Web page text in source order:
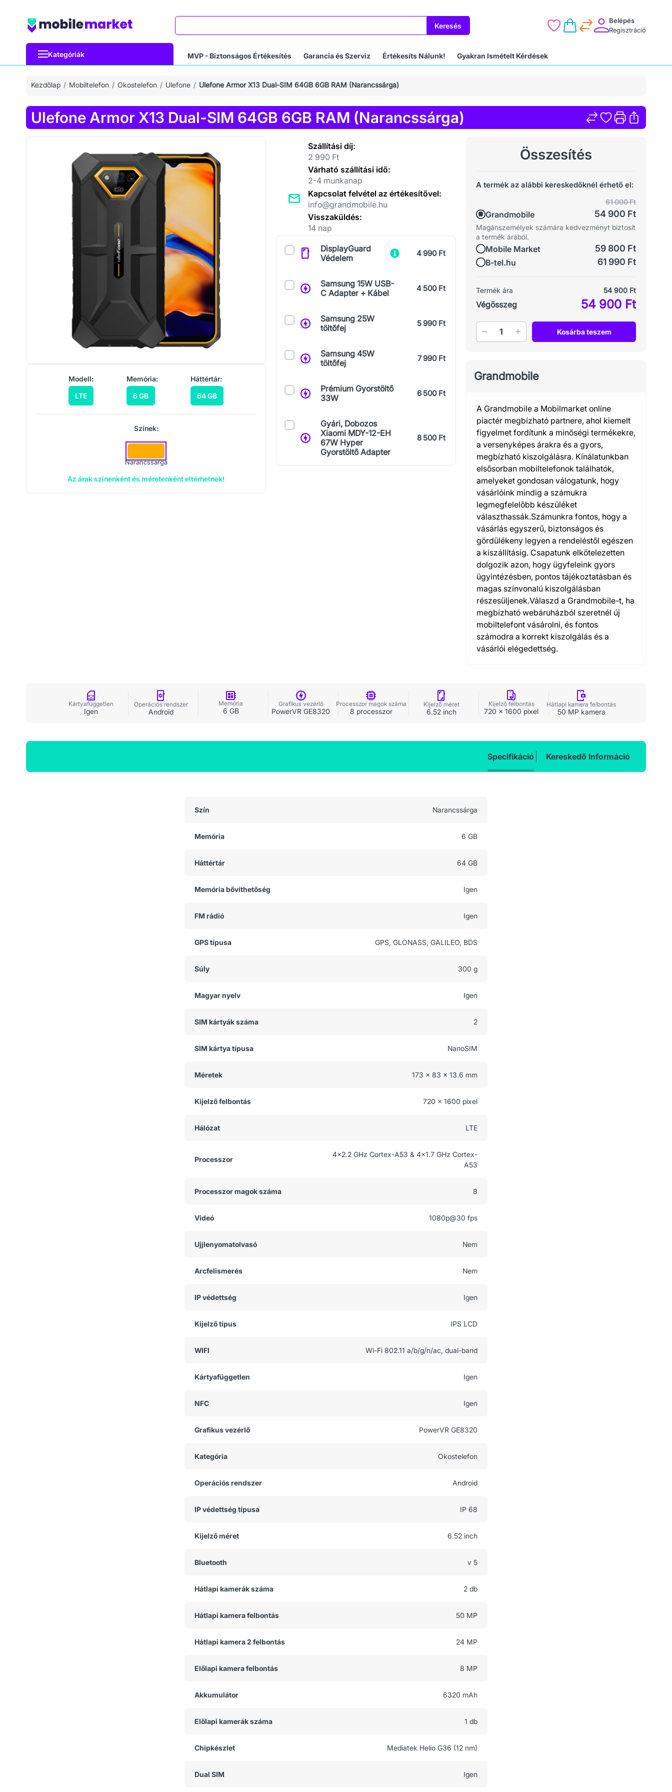
Keresés
Belépés
Regisztráció
Kategóriák MVP - Biztonságos Értékesítés Garancia és Szerviz Értékesíts Nálunk! Gyakran Ismételt Kérdések
Kezdőlap Mobiltelefon Okostelefon Ulefone Ulefone Armor X13 Dual-SIM 64GB 6GB RAM (Narancssárga)
Ulefone Armor X13 Dual-SIM 64GB 6GB RAM (Narancssárga)
Modell:
LTE
Memória:
6 GB
Háttértár:
64 GB
Színek:
Narancssárga
Az árak színenként és méretenként eltérhetnek!
Szállítási díj:
2 990 Ft
Várható szállítási idő:
2-4 munkanap
Kapcsolat felvétel az értékesítővel:
info@grandmobile.hu
Visszaküldés:
14 nap
Kiegészítők
DisplayGuard
Védelem
4 990 Ft
Samsung 15W USB-
C Adapter + Kábel
4 500 Ft
Samsung 25W
töltőfej
5 990 Ft
Samsung 45W
töltőfej
7 990 Ft
Prémium Gyorstöltő
33W
6 500 Ft
Gyári, Dobozos
Xiaomi MDY-12-EH
67W Hyper
Gyorstöltő Adapter
8 500 Ft
Összesítés
A termék az alábbi kereskedőknél érhető el:
Grandmobile
61 000 Ft
54 900 Ft
Magánszemélyek számára kedvezményt biztosít
a termék árából.
Mobile Market 59 800 Ft
B-tel.hu 61 990 Ft
Termék ára 54 900 Ft
Végösszeg 54 900 Ft
Mennyiség Kosárba teszem
Grandmobile
A Grandmobile a Mobilmarket online
piactér megbízható partnere, ahol kiemelt
figyelmet fordítunk a minőségi termékekre,
a versenyképes árakra és a gyors,
megbízható kiszolgálásra. Kínálatunkban
elsősorban mobiltelefonok találhatók,
amelyeket gondosan válogatunk, hogy
vásárlóink mindig a számukra
legmegfelelőbb készüléket
választhassák.Számunkra fontos, hogy a
vásárlás egyszerű, biztonságos és
gördülékeny legyen a rendeléstől egészen
a kiszállításig. Csapatunk elkötelezetten
dolgozik azon, hogy ügyfeleink gyors
ügyintézésben, pontos tájékoztatásban és
magas színvonalú kiszolgálásban
részesüljenek.Válaszd a Grandmobile-t, ha
megbízható webáruházból szeretnél új
mobiltelefont vásárolni, és fontos
számodra a korrekt kiszolgálás és a
vásárlói elégedettség.
Kártyafüggetlen
Igen
Operációs rendszer
Android
Memória
6 GB
Grafikus vezérlő
PowerVR GE8320
Processzor magok száma
8 processzor
Kijelző méret
6.52 inch
Kijelző felbontás
720 x 1600 pixel
Hátlapi kamera felbontás
50 MP kamera
Specifikáció Kereskedő Információ
Szín Narancssárga
Memória 6 GB
Háttértár 64 GB
Memória bővíthetőség Igen
FM rádió Igen
GPS típusa GPS, GLONASS, GALILEO, BDS
Súly 300 g
Magyar nyelv Igen
SIM kártyák száma 2
SIM kártya típusa NanoSIM
Méretek 173 x 83 x 13.6 mm
Kijelző felbontás 720 x 1600 pixel
Hálózat LTE
Processzor
4x2.2 GHz Cortex-A53 & 4x1.7 GHz Cortex-
A53
Processzor magok száma 8
Videó 1080p@30 fps
Ujjlenyomatolvasó Nem
Arcfelismerés Nem
IP védettség Igen
Kijelző típus IPS LCD
WIFI Wi-Fi 802.11 a/b/g/n/ac, dual-band
Kártyafüggetlen Igen
NFC Igen
Grafikus vezérlő PowerVR GE8320
Kategória Okostelefon
Operációs rendszer Android
IP védettség típusa IP 68
Kijelző méret 6.52 inch
Bluetooth v 5
Hátlapi kamerák száma 2 db
Hátlapi kamera felbontás 50 MP
Hátlapi kamera 2 felbontás 24 MP
Előlapi kamera felbontás 8 MP
Akkumulátor 6320 mAh
Előlapi kamerák száma 1 db
Chipkészlet Mediatek Helio G36 (12 nm)
Dual SIM Igen